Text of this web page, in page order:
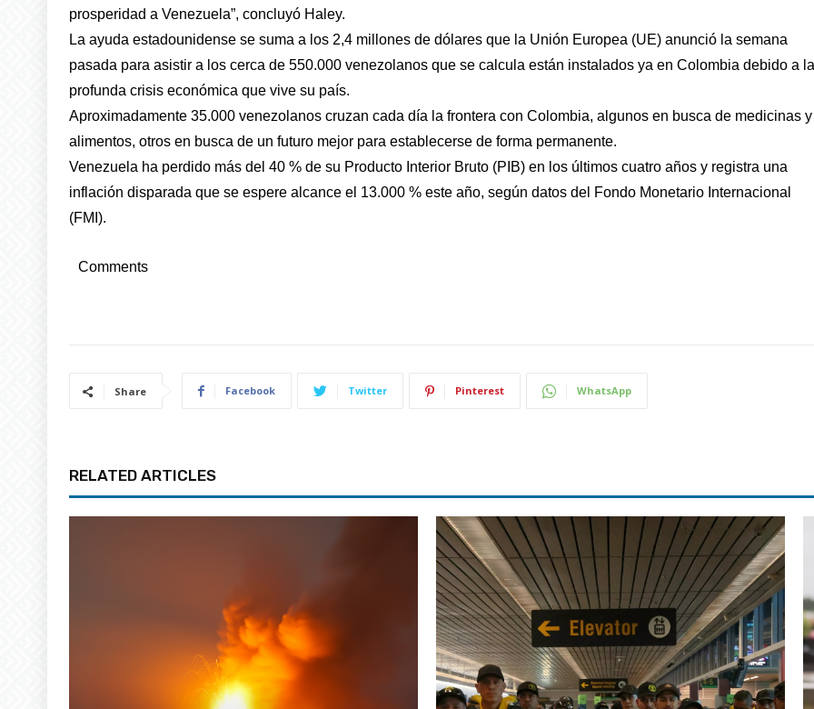
prosperidad a Venezuela”, concluyó Haley.
La ayuda estadounidense se suma a los 2,4 millones de dólares que la Unión Europea (UE) anunció la semana
pasada para asistir a los cerca de 550.000 venezolanos que se calcula están instalados ya en Colombia debido a la
profunda crisis económica que vive su país.
Aproximadamente 35.000 venezolanos cruzan cada día la frontera con Colombia, algunos en busca de medicinas y
alimentos, otros en busca de un futuro mejor para establecerse de forma permanente.
Venezuela ha perdido más del 40 % de su Producto Interior Bruto (PIB) en los últimos cuatro años y registra una
inflación disparada que se espere alcance el 13.000 % este año, según datos del Fondo Monetario Internacional
(FMI).
Comments
Share Facebook Twitter Pinterest WhatsApp
RELATED ARTICLES